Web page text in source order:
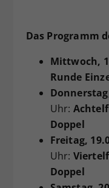
Das Programm
Mittwoch,
Runde
Donnerstag
Uhr:
Doppel
Freitag,
Uhr:
Doppel